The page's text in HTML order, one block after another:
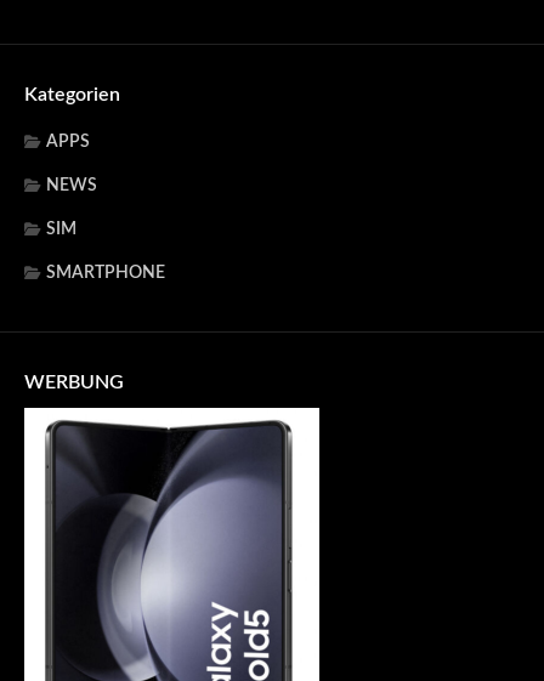
Kategorien
APPS
NEWS
SIM
SMARTPHONE
WERBUNG